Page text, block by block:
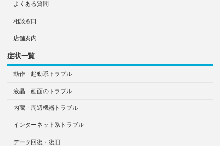
よくある質問
相談窓口
店舗案内
症状一覧
動作・起動系トラブル
液晶・画面のトラブル
内蔵・周辺機器トラブル
インターネット系トラブル
データ回復・復旧